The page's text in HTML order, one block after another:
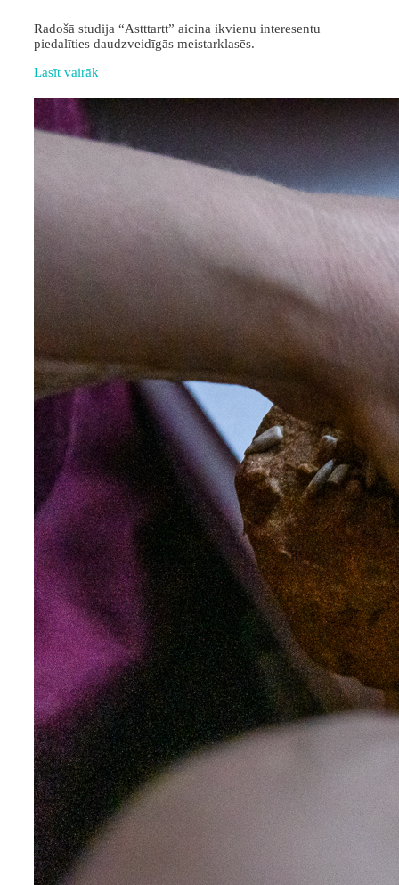
Radošā studija “Astttartt” aicina ikvienu interesentu
piedalīties daudzveidīgās meistarklasēs.
Lasīt vairāk